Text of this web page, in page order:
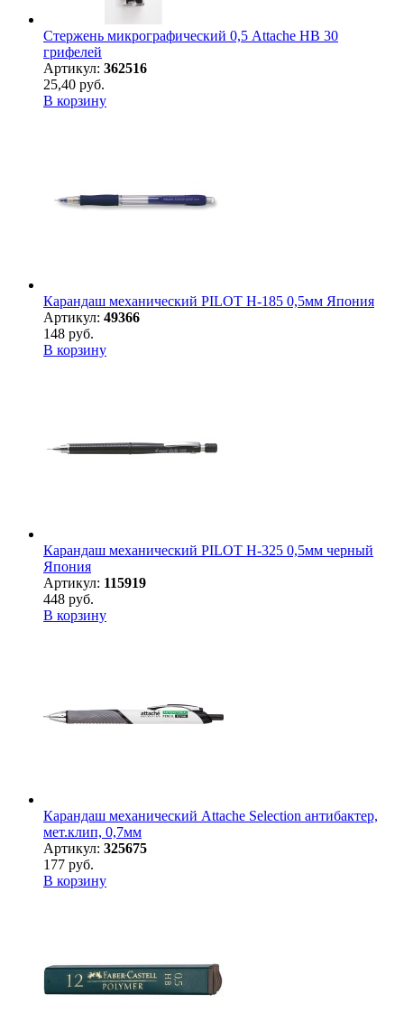
Стержень микрографический 0,5 Attache HB 30
грифелей
Артикул: 362516
25,40 руб.
В корзину
Карандаш механический PILOT H-185 0,5мм Япония
Артикул: 49366
148 руб.
В корзину
Карандаш механический PILOT H-325 0,5мм черный
Япония
Артикул: 115919
448 руб.
В корзину
Карандаш механический Attache Selection антибактер,
мет.клип, 0,7мм
Артикул: 325675
177 руб.
В корзину